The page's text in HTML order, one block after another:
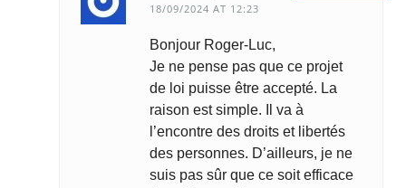
18/09/2024 AT 12:23
Bonjour Roger-Luc,
Je ne pense pas que ce projet
de loi puisse être accepté. La
raison est simple. Il va à
l’encontre des droits et libertés
des personnes. D’ailleurs, je ne
suis pas sûr que ce soit efficace